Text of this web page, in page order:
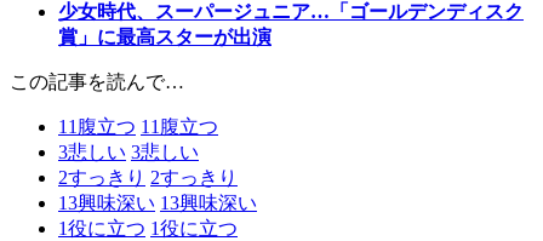
少女時代、スーパージュニア…「ゴールデンディスク
賞」に最高スターが出演
この記事を読んで…
11 腹立つ 11 腹立つ
3悲しい 3悲しい
2すっきり 2すっきり
13興味深い 13興味深い
1役に立つ 1役に立つ